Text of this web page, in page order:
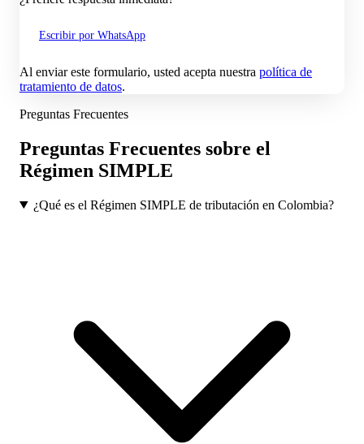
Escribir por WhatsApp
Al enviar este formulario, usted acepta nuestra política de
tratamiento de datos.
Preguntas Frecuentes
Preguntas Frecuentes sobre el
Régimen SIMPLE
¿Qué es el Régimen SIMPLE de tributación en Colombia?